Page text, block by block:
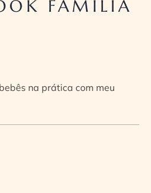
FAMILIA
na prática com meu